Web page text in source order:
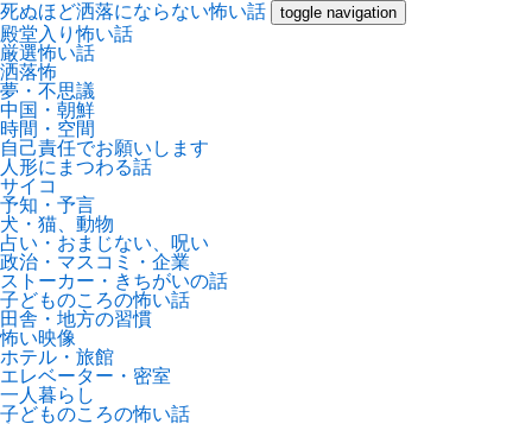
死ぬほど洒落にならない怖い話 toggle navigation
殿堂入り怖い話
厳選怖い話
洒落怖
夢・不思議
中国・朝鮮
時間・空間
自己責任でお願いします
人形にまつわる話
サイコ
予知・予言
犬・猫、動物
占い・おまじない、呪い
政治・マスコミ・企業
ストーカー・きちがいの話
子どものころの怖い話
田舎・地方の習慣
怖い映像
ホテル・旅館
エレベーター・密室
一人暮らし
子どものころの怖い話